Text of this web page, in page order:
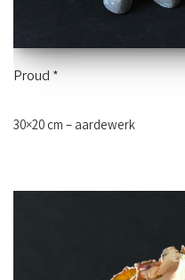
Proud *
30×20 cm – aardewerk